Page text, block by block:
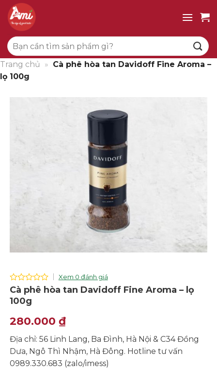
qua
dung
Tìm
kiếm:
Trang chủ » Cà phê hòa tan Davidoff Fine Aroma –
lọ 100g
0
out
of
Xem 0 đánh giá
Cà phê hòa tan Davidoff Fine Aroma – lọ
100g
280.000 ₫
Địa chỉ: 56 Linh Lang, Ba Đình, Hà Nội & C34 Đồng
Dưa, Ngô Thì Nhậm, Hà Đông. Hotline tư vấn
0989.330.683 (zalo/imess)